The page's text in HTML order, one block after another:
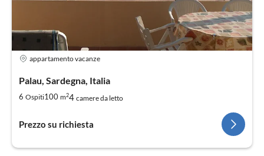
appartamento vacanze
Palau, Sardegna, Italia
6 Ospiti100 m24 camere da letto
Prezzo su richiesta